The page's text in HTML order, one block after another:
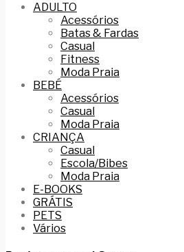
ADULTO
Acessórios
Batas & Fardas
Casual
Fitness
Moda Praia
BEBÉ
Acessórios
Casual
Moda Praia
CRIANÇA
Casual
Escola/Bibes
Moda Praia
E-BOOKS
GRÁTIS
PETS
Vários